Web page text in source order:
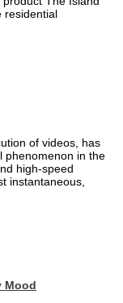
residential
of videos, has
phenomenon in the
high-speed
instantaneous,
Mood